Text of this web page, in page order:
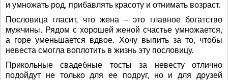
и умножать род, прибавлять красоту и отнимать возраст.
Пословица гласит, что жена – это главное богатство
мужчины. Рядом с хорошей женой счастье умножается,
а горе уменьшается вдвое. Хочу выпить за то, чтобы
невеста смогла воплотить в жизнь эту пословицу.
Прикольные свадебные тосты за невесту отлично
подойдут не только для ее подруг, но и для друзей